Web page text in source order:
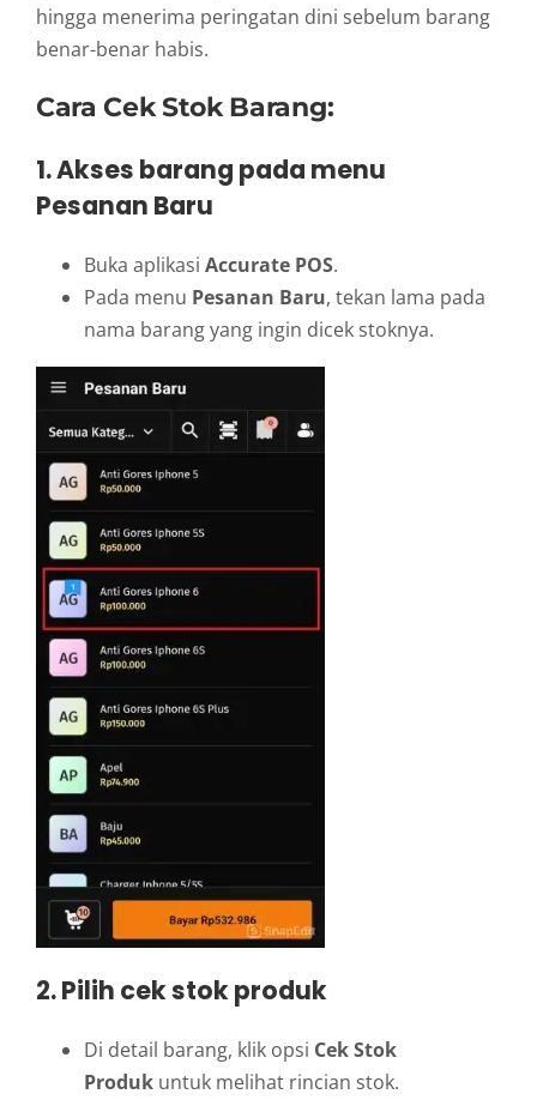
hingga menerima peringatan dini sebelum barang
benar-benar habis.
Cara Cek Stok Barang:
1. Akses barang pada menu
Pesanan Baru
Buka aplikasi Accurate POS.
Pada menu Pesanan Baru, tekan lama pada
nama barang yang ingin dicek stoknya.
2. Pilih cek stok produk
Di detail barang, klik opsi Cek Stok
Produk untuk melihat rincian stok.